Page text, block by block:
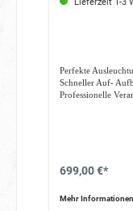
Perfekte
Schneller Auf-
Professionelle
699,00 €*
Mehr